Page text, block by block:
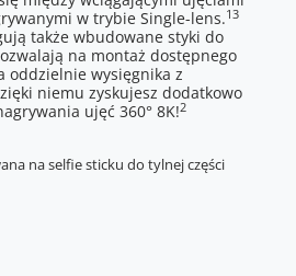
w trybie Single-lens.13
także wbudowane styki do
na montaż dostępnego
oddzielnie wysięgnika z
niemu zyskujesz dodatkowo
ujęć 360° 8K!2